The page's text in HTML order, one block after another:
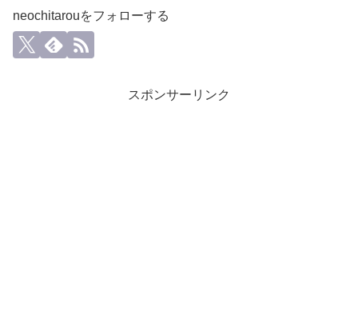
neochitarouをフォローする
スポンサーリンク